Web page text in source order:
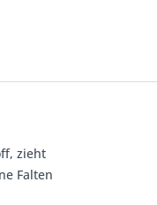
zieht
Falten